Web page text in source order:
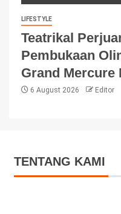
LIFESTYLE
Teatrikal
Pembukaan
Grand Mercure
6 August 2026 Editor
TENTANG KAMI